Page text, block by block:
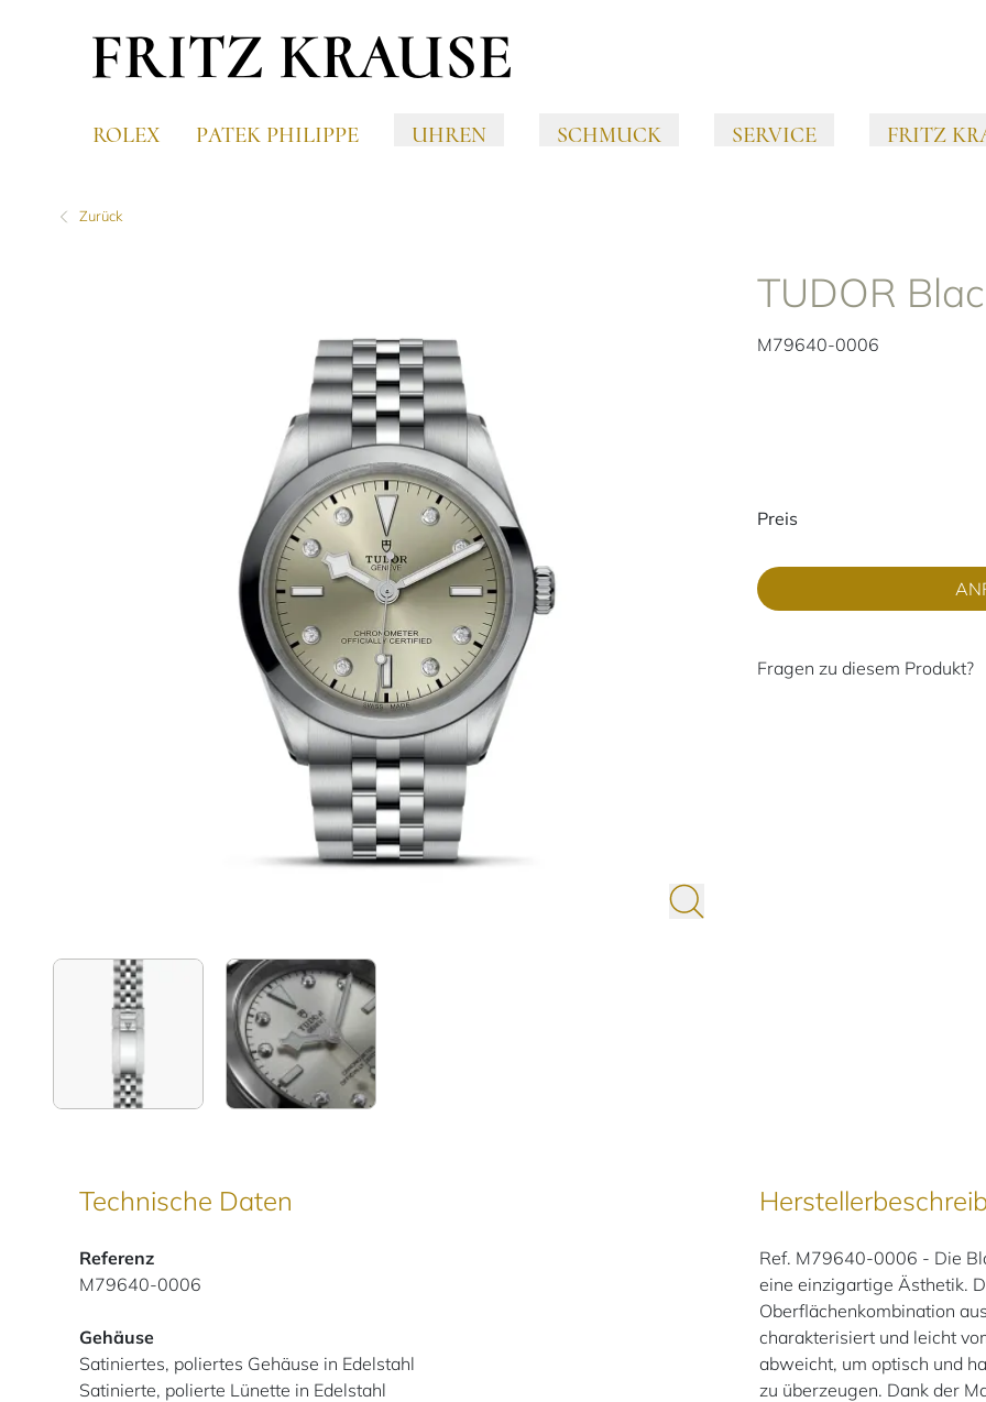
ROLEX PATEK PHILIPPE UHREN SCHMUCK SERVICE FRITZ
Zurück
TUDOR
M79640-0006
Preis
Fragen zu diesem Produkt?
Technische Daten
Referenz
M79640-0006
Gehäuse
Satiniertes, poliertes Gehäuse in Edelstahl
Satinierte, polierte Lünette in Edelstahl
Ref. M79640-0006 - Die
eine einzigartige Ästhetik.
Oberflächen­kombination
charakterisiert und leicht
abweicht, um optisch und
zu überzeugen. Dank der